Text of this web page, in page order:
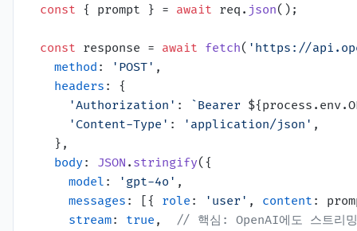
const { prompt } = await req. json();
const response = await fetch( 'https://
method : 'POST' ,
headers : {
'Authorization' : `Bearer
'Content-Type' : 'application/json' ,
    },
body: JSON . stringify({
model : 'gpt-4o' ,
messages : [{ role : 'user' , content :
stream: true , // 핵심: OpenAI에도 스트리